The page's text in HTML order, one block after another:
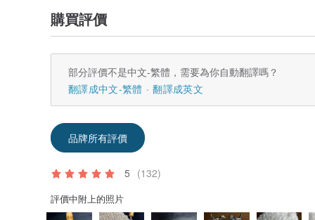
購買評價
部分評價不是中文-繁體，需要為你自動翻譯嗎？
翻譯成中文-繁體
翻譯成英文
品牌所有評價
5 (132)
評價中附上的照片